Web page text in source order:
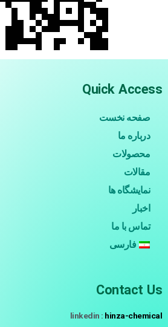
Quick Access
صفحه نخست
درباره ما
محصولات
مقالات
نمایشگاه ها
اخبار
تماس با ما
فارسی
Contact Us
linkedin : hinza-chemical